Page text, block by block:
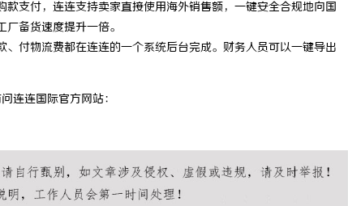
款支付，连连支持卖家直接使用海外销售额，一键安全合规地向国
备货速度提升一倍。
、付物流费都在连连的一个系统后台完成。财务人员可以一键导出
连连国际官方网站：
高清电影体验的首选平台 温婉灵动，一眼万年！久匠量身定制的